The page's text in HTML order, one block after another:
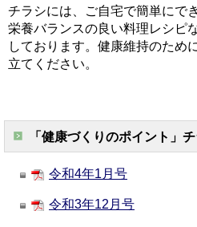
チラシには、ご自宅で簡単にで
栄養バランスの良い料理レシピ
しております。健康維持のため
立てください。
「健康づくりのポイント」
令和4年1月号
令和3年12月号